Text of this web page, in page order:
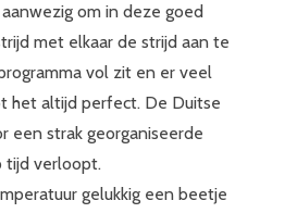
om in deze goed
met elkaar de strijd aan te
vol zit en er veel
het altijd perfect. De Duitse
een strak georganiseerde
tijd verloopt.
gelukkig een beetje